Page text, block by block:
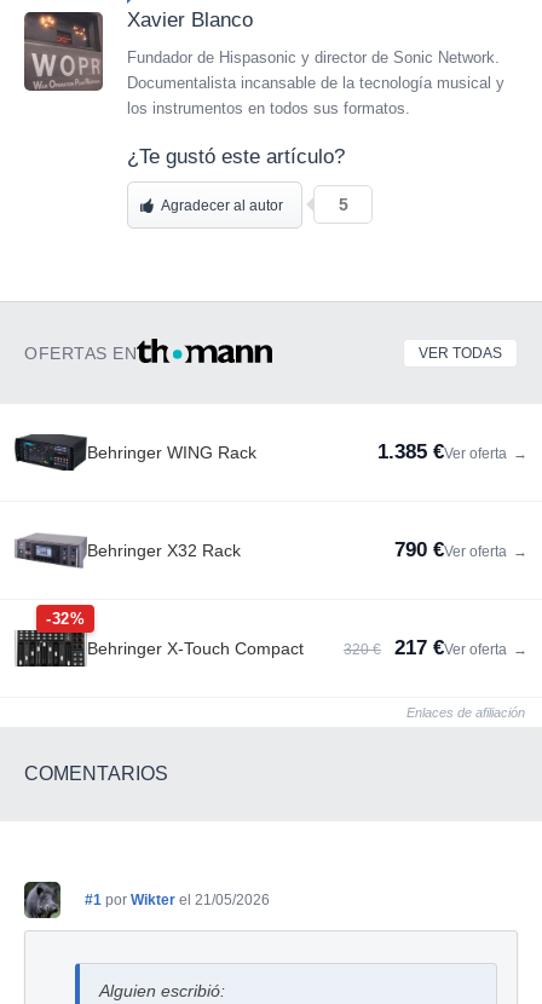
Xavier Blanco
Fundador de Hispasonic y director de Sonic Network.
Documentalista incansable de la tecnología musical y
los instrumentos en todos sus formatos.
¿Te gustó este artículo?
Agradecer al autor 5
OFERTAS EN VER TODAS
Behringer WING Rack 1.385 €Ver oferta →
Behringer X32 Rack 790 €Ver oferta →
-32%
Behringer X-Touch Compact 320 € 217 €Ver oferta →
Enlaces de afiliación
COMENTARIOS
#1 por Wikter el 21/05/2026
Alguien escribió: